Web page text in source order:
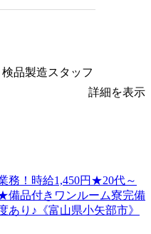
品製造スタッフ
詳細を表示